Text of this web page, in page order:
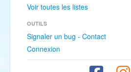
Voir toutes les listes
OUTILS
Signaler un bug - Contact
Connexion